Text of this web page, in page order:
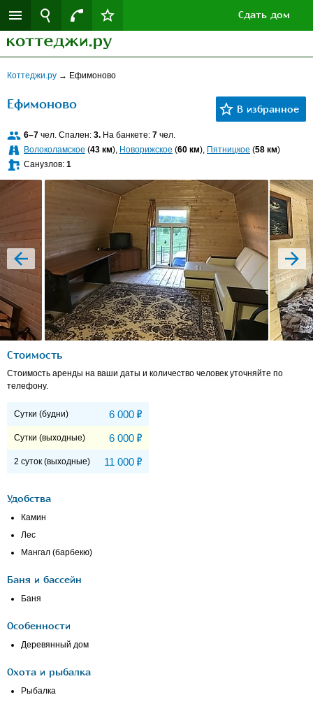
Сдать дом
Коттеджи.ру → Ефимоново
Ефимоново
6–7 чел. Спален: 3. На банкете: 7 чел.
Волоколамское (43 км), Новорижское (60 км), Пятницкое (58 км)
Санузлов: 1
prev next
Стоимость
Стоимость аренды на ваши даты и количество человек уточняйте по
телефону.
Сутки (будни) 6 000 Р
Сутки (выходные) 6 000 Р
2 суток (выходные) 11 000 Р
Удобства
Камин
Лес
Мангал (барбекю)
Баня и бассейн
Баня
Особенности
Деревянный дом
Охота и рыбалка
Рыбалка